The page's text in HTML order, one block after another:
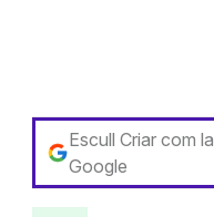
Escull Criar com
Google